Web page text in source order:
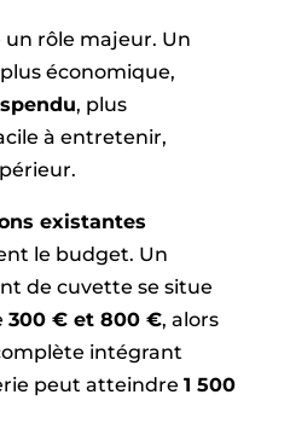
un rôle majeur. Un
économique,
, plus
à entretenir,
existantes
le budget. Un
de cuvette se situe
300 € et 800 €, alors
intégrant
peut atteindre 1 500